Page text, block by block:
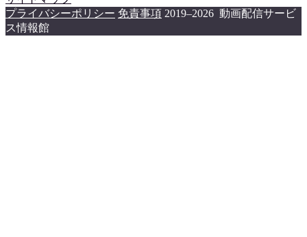
プライバシーポリシー 免責事項 2019–2026 動画配信サービ
ス情報館